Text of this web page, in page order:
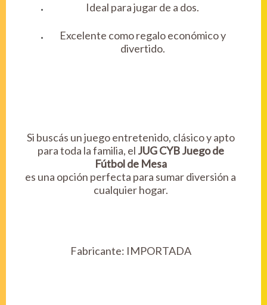
Ideal para jugar de a dos.
Excelente como regalo económico y
divertido.
Si buscás un juego entretenido, clásico y apto
para toda la familia, el JUG CYB Juego de
Fútbol de Mesa
es una opción perfecta para sumar diversión a
cualquier hogar.
Fabricante: IMPORTADA